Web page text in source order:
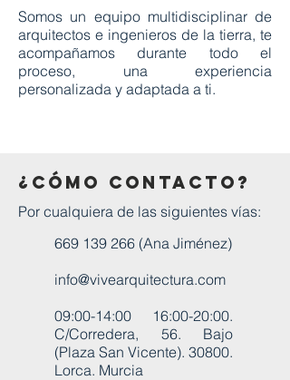
Somos un equipo multidisciplinar de
arquitectos e ingenieros de la tierra, te
acompañamos durante todo el
proceso, una experiencia
personalizada y adaptada a ti.
¿cómo contacto?
Por cualquiera de las siguientes vías:
669 139 266 (Ana Jiménez)
info@vivearquitectura.com
09:00-14:00 16:00-20:00.
C/Corredera, 56. Bajo
(Plaza San Vicente). 30800.
Lorca. Murcia